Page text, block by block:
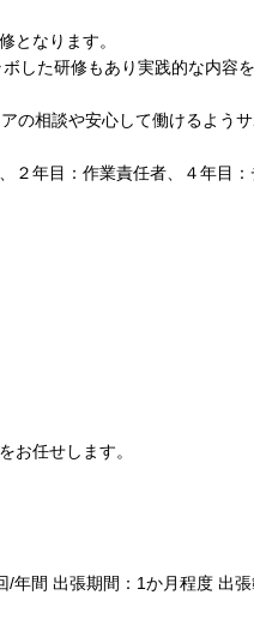
となります。
した研修もあり実践的な内容
の相談や安心して働けるよう
２年目：作業責任者、４年目
お任せします。
/年間 出張期間：1か月程度 出